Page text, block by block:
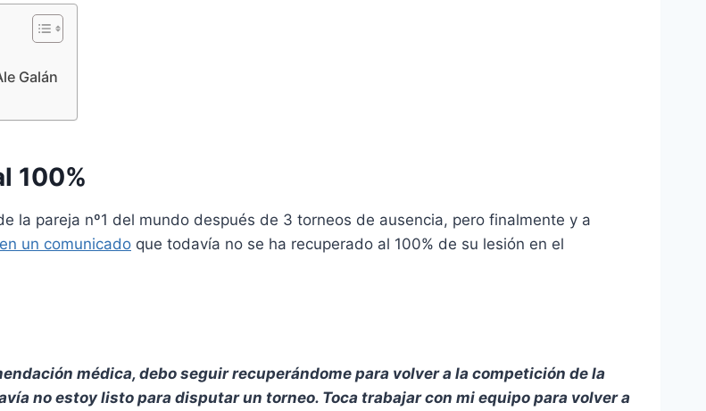
Galán
100%
la pareja nº1 del mundo después de 3 torneos de ausencia, pero finalmente y a
en un comunicado que todavía no se ha recuperado al 100% de su lesión en el
médica, debo seguir recuperándome para volver a la competición de la
no estoy listo para disputar un torneo. Toca trabajar con mi equipo para volver a